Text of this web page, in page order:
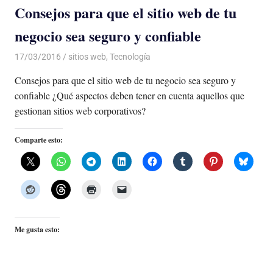
Consejos para que el sitio web de tu
negocio sea seguro y confiable
17/03/2016 Luis Castellanos
sitios web, Tecnología
Consejos para que el sitio web de tu negocio sea seguro y
confiable ¿Qué aspectos deben tener en cuenta aquellos que
gestionan sitios web corporativos?
Comparte esto:
Me gusta esto: